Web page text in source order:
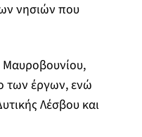
νησιών που
Μαυροβουνίου,
των έργων, ενώ
Λέσβου και